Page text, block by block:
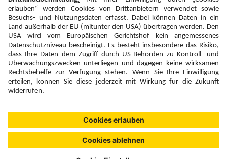
Newsletter:
Anmelden
Fairness und
Unsere Inhalte: Standards und
Meldung
Copyright © 2026 DERTOUR Austria GmbH